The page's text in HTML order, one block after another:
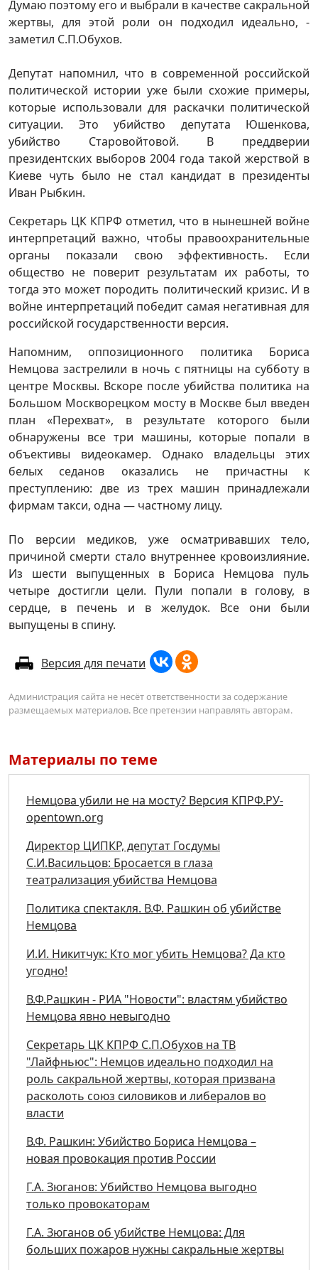
Думаю поэтому его и выбрали в качестве сакральной
жертвы, для этой роли он подходил идеально, -
заметил С.П.Обухов.
Депутат напомнил, что в современной российской
политической истории уже были схожие примеры,
которые использовали для раскачки политической
ситуации. Это убийство депутата Юшенкова,
убийство Старовойтовой. В преддверии
президентских выборов 2004 года такой жерствой в
Киеве чуть было не стал кандидат в президенты
Иван Рыбкин.
Секретарь ЦК КПРФ отметил, что в нынешней войне
интерпретаций важно, чтобы правоохранительные
органы показали свою эффективность. Если
общество не поверит результатам их работы, то
тогда это может породить политический кризис. И в
войне интерпретаций победит самая негативная для
российской государственности версия.
Напомним, оппозиционного политика Бориса
Немцова застрелили в ночь с пятницы на субботу в
центре Москвы. Вскоре после убийства политика на
Большом Москворецком мосту в Москве был введен
план «Перехват», в результате которого были
обнаружены все три машины, которые попали в
объективы видеокамер. Однако владельцы этих
белых седанов оказались не причастны к
преступлению: две из трех машин принадлежали
фирмам такси, одна — частному лицу.
По версии медиков, уже осматривавших тело,
причиной смерти стало внутреннее кровоизлияние.
Из шести выпущенных в Бориса Немцова пуль
четыре достигли цели. Пули попали в голову, в
сердце, в печень и в желудок. Все они были
выпущены в спину.
Версия для печати
Администрация сайта не несёт ответственности за содержание
размещаемых материалов. Все претензии направлять авторам.
Материалы по теме
Немцова убили не на мосту? Версия КПРФ.РУ-
opentown.org
Директор ЦИПКР, депутат Госдумы
С.И.Васильцов: Бросается в глаза
театрализация убийства Немцова
Политика спектакля. В.Ф. Рашкин об убийстве
Немцова
И.И. Никитчук: Кто мог убить Немцова? Да кто
угодно!
В.Ф.Рашкин - РИА "Новости": властям убийство
Немцова явно невыгодно
Секретарь ЦК КПРФ С.П.Обухов на ТВ
"Лайфньюс": Немцов идеально подходил на
роль сакральной жертвы, которая призвана
расколоть союз силовиков и либералов во
власти
В.Ф. Рашкин: Убийство Бориса Немцова –
новая провокация против России
Г.А. Зюганов: Убийство Немцова выгодно
только провокаторам
Г.А. Зюганов об убийстве Немцова: Для
больших пожаров нужны сакральные жертвы